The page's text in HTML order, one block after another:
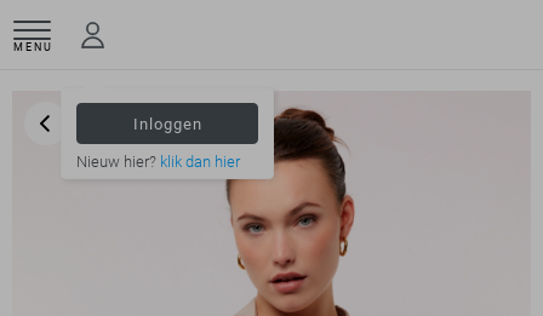
MENU
Inloggen
Nieuw hier? klik dan hier